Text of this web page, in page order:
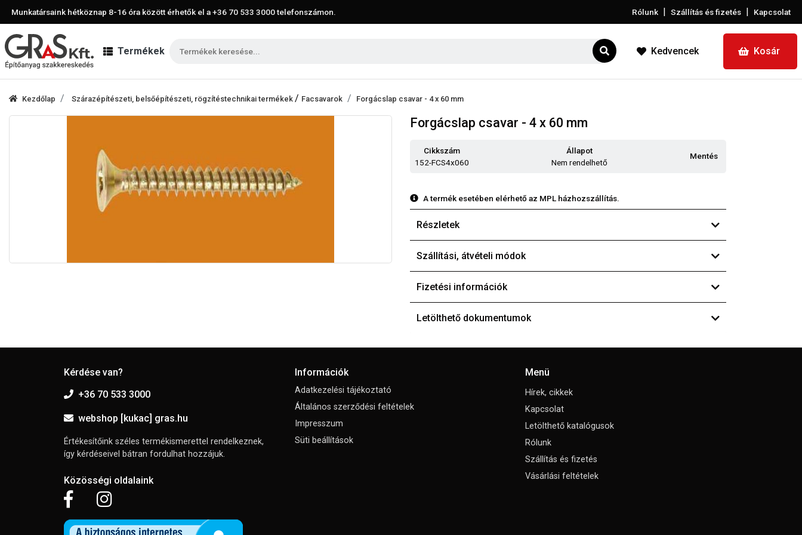
Munkatársaink hétköznap 8-16 óra között érhetők el a+36 70 533 3000telefonszámon. Rólunk | Szállítás és fizetés | Kapcsolat
Termékek Kedvencek Kosár
Kezdőlap Szárazépítészeti, belsőépítészeti, rögzítéstechnikai termékek / Facsavarok Forgácslap csavar - 4 x 60 mm
Forgácslap csavar - 4 x 60 mm
Cikkszám
152-FCS4x060
Állapot
Nem rendelhető
Mentés
A termék esetében elérhető az MPL házhozszállítás.
Részletek
Szállítási, átvételi módok
Fizetési információk
Letölthető dokumentumok
Kérdése van?
+36 70 533 3000
webshop [kukac] gras.hu
Értékesítőink széles termékismerettel rendelkeznek,
így kérdéseivel bátran fordulhat hozzájuk.
Közösségi oldalaink
Információk
Adatkezelési tájékoztató
Általános szerződési feltételek
Impresszum
Süti beállítások
Menü
Hírek, cikkek
Kapcsolat
Letölthető katalógusok
Rólunk
Szállítás és fizetés
Vásárlási feltételek